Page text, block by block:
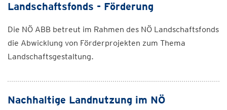
Landschaftsfonds - Förderung
Die NÖ ABB betreut im Rahmen des NÖ Landschaftsfonds
die Abwicklung von Förderprojekten zum Thema
Landschaftsgestaltung.
Nachhaltige Landnutzung im NÖ